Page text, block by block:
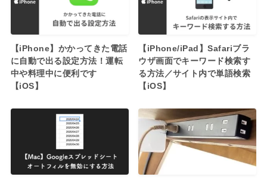
【iPhone】かかってきた電話
に自動で出る設定方法！運転
中や料理中に便利です
【iOS】
【iPhone/iPad】Safariブラ
ウザ画面でキーワード検索す
る方法／サイト内で単語検索
【iOS】